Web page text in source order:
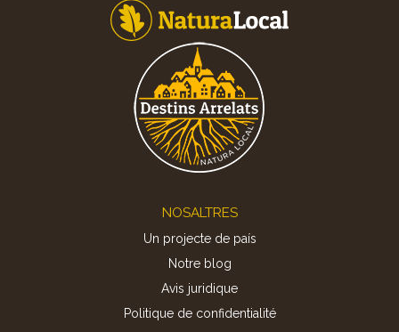
NOSALTRES
Un projecte de país
Notre blog
Avis juridique
Politique de confidentialité